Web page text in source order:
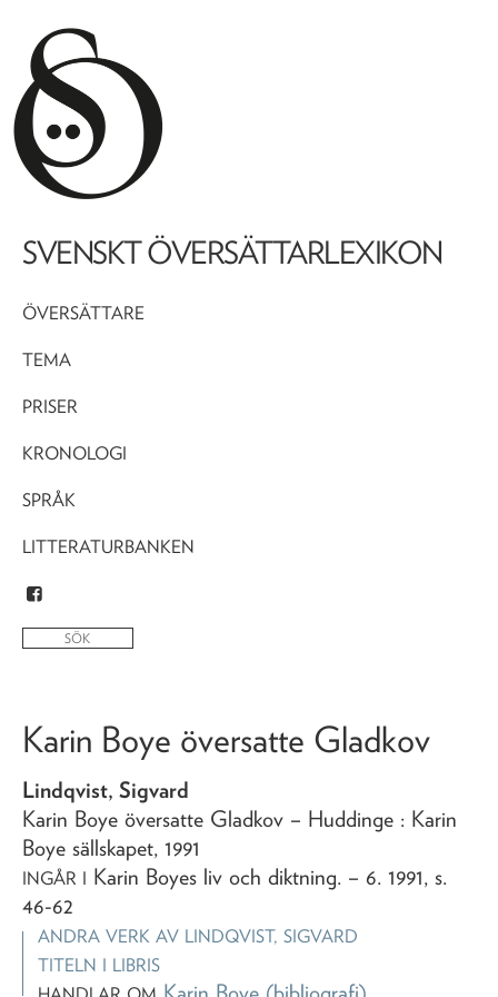
SVENSKT ÖVERSÄTTARLEXIKON
ÖVERSÄTTARE
TEMA
PRISER
KRONOLOGI
SPRÅK
LITTERATURBANKEN
Karin Boye översatte Gladkov
Lindqvist, Sigvard
Karin Boye översatte Gladkov – Huddinge : Karin
Boye sällskapet, 1991
INGÅR I Karin Boyes liv och diktning. – 6. 1991, s.
46-62
ANDRA VERK AV LINDQVIST, SIGVARD
TITELN I LIBRIS